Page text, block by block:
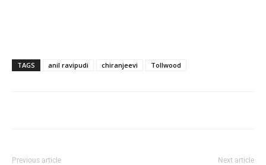
TAGS anil ravipudi chiranjeevi Tollwood
Previous article Next article